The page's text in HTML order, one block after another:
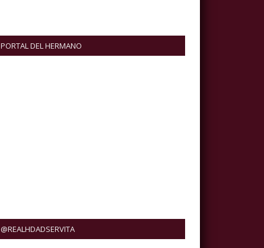
PORTAL DEL HERMANO
@REALHDADSERVITA